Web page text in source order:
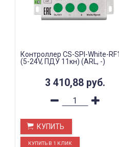
Контроллер CS-SPI-White-
(5-24V, ПДУ 11кн) (ARL, -)
3 410,88 руб.
КУПИТЬ